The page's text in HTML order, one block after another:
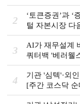
2
‘토큰증권’과 ‘
털 자본시장 다
3
AI가 재무설계
쿼터백 '베러웰
4
기관 '심텍'·외
[주간 코스닥
일]